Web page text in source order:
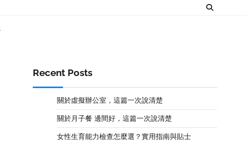
Recent Posts
關於虛擬辦公室，這篇一次說清楚
關於月子餐 邊間好，這篇一次說清楚
女性生育能力檢查怎麼選？實用指南與貼士